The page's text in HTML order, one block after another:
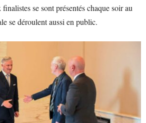
se sont présentés chaque soir au
se déroulent aussi en public.